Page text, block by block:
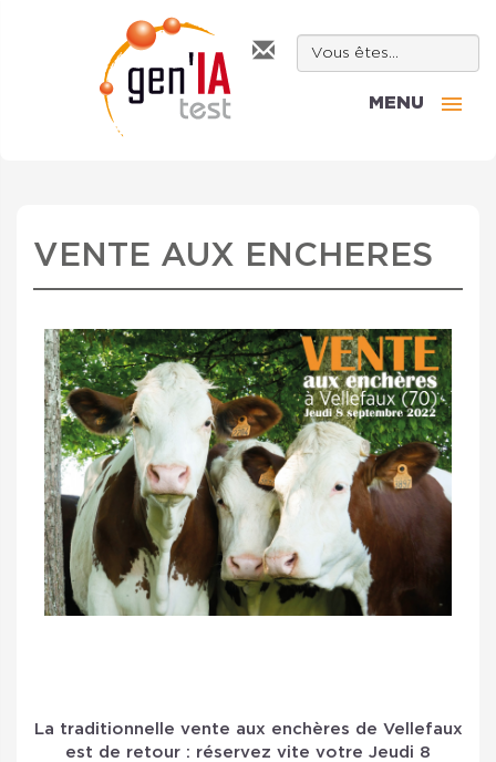
MENU
VENTE AUX ENCHERES
La traditionnelle vente aux enchères de Vellefaux
est de retour : réservez vite votre Jeudi 8